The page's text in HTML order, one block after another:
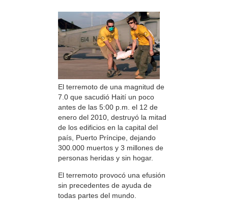
El terremoto de una magnitud de
7.0 que sacudió Haití un poco
antes de las 5:00 p.m. el 12 de
enero del 2010, destruyó la mitad
de los edificios en la capital del
país, Puerto Príncipe, dejando
300.000 muertos y 3 millones de
personas heridas y sin hogar.
El terremoto provocó una efusión
sin precedentes de ayuda de
todas partes del mundo.